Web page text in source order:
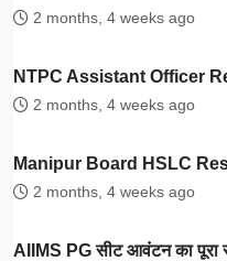
2 months, 4 weeks ago
NTPC Assistant Officer
2 months, 4 weeks ago
Manipur Board HSLC
2 months, 4 weeks ago
AIIMS PG सीट आवंटन का पूरा